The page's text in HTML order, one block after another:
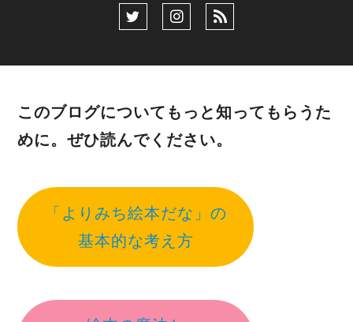
このブログについてもっと知ってもらうた
めに。ぜひ読んでください。
「よりみち絵本だな」の
基本的な考え方